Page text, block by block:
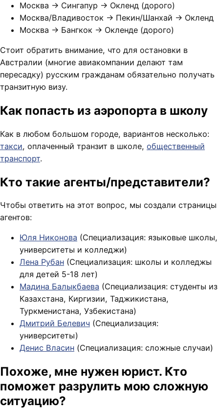
Москва → Сингапур → Окленд (дорого)
Москва/Владивосток → Пекин/Шанхай → Окленд
Москва → Бангкок → Окленде (дорого)
Стоит обратить внимание, что для остановки в
Австралии (многие авиакомпании делают там
пересадку) русским гражданам обязательно получать
транзитную визу.
Как попасть из аэропорта в школу
Как в любом большом городе, вариантов несколько:
такси, оплаченный транзит в школе, общественный
транспорт.
Кто такие агенты/представители?
Чтобы ответить на этот вопрос, мы создали страницы
агентов:
Юля Никонова (Специализация: языковые школы,
университеты и колледжи)
Лена Рубан (Специализация: школы и колледжы
для детей 5-18 лет)
Мадина Балыкбаева (Специализация: студенты из
Казахстана, Киргизии, Таджикистана,
Туркменистана, Узбекистана)
Дмитрий Белевич (Специализация:
университеты)
Денис Власин (Cпециализация: сложные случаи)
Похоже, мне нужен юрист. Кто
поможет разрулить мою сложную
ситуацию?